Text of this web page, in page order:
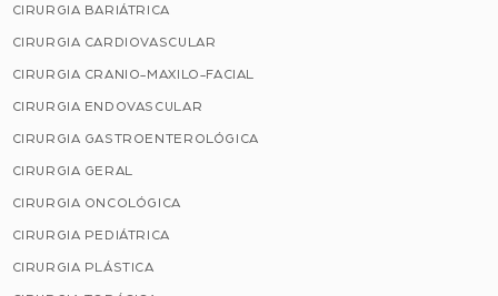
CIRURGIA BARIÁTRICA
CIRURGIA CARDIOVASCULAR
CIRURGIA CRANIO-MAXILO-FACIAL
CIRURGIA ENDOVASCULAR
CIRURGIA GASTROENTEROLÓGICA
CIRURGIA GERAL
CIRURGIA ONCOLÓGICA
CIRURGIA PEDIÁTRICA
CIRURGIA PLÁSTICA